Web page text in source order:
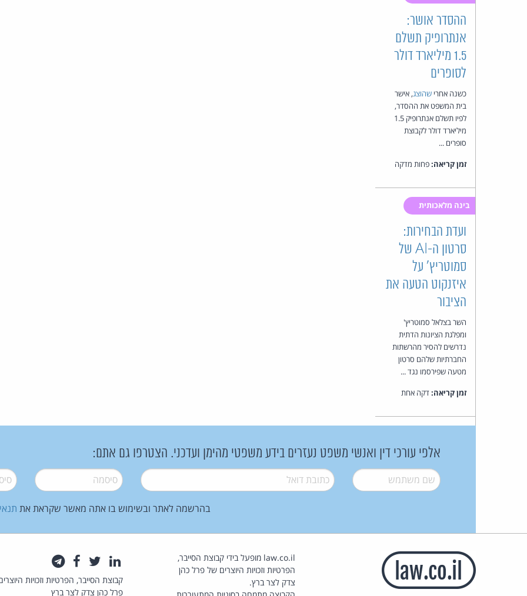
ההסדר אושר:
אנתרופיק תשלם
1.5 מיליארד דולר
לסופרים
כשנה אחרי שהוצג, אישר
בית המשפט את ההסדר,
לפיו תשלם אנתרופיק 1.5
מיליארד דולר לקבוצת
סופרים ...
זמן קריאה:פחות מדקה
בינה מלאכותית
ועדת הבחירות:
סרטון ה-AI של
סמוטריץ' על
איזנקוט הטעה את
הציבור
השר בצלאל סמוטריץ'
ומפלגת הציונות הדתית
נדרשים להסיר מהרשתות
החברתיות שלהם סרטון
מטעה שפירסמו נגד ...
זמן קריאה:דקה אחת
אלפי עורכי דין ואנשי משפט נעזרים בידע משפטי מהימן ועדכני. הצטרפו גם אתם:
שם משתמש* דואל* סיסמה*
בהרשמה לאתר ובשימוש בו אתה מאשר שקראת את
law.co.il מופעל בידי קבוצת הסייבר,
הפרטיות וזכויות היוצרים של פרל כהן
צדק לצר ברץ.
לינקדאין
טוויטרפייסבוק
קבוצת הסייבר, הפרטיות וזכויות
פרל כהן צדק לצר ברץ